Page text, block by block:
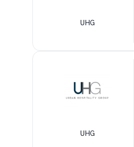
UHG
UHG